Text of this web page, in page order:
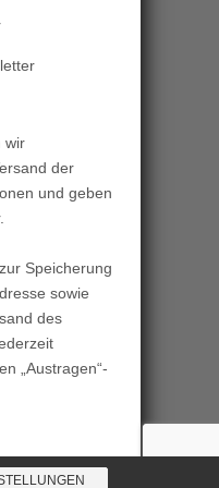
wir
der
und geben
Speicherung
sowie
des
„Austragen“-